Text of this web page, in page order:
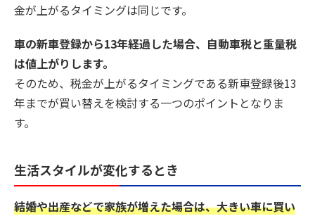
金が上がるタイミングは同じです。
車の新車登録から13年経過した場合、自動車税と重量税
は値上がりします。
そのため、税金が上がるタイミングである新車登録後13
年までが買い替えを検討する一つのポイントとなりま
す。
生活スタイルが変化するとき
結婚や出産などで家族が増えた場合は、大きい車に買い